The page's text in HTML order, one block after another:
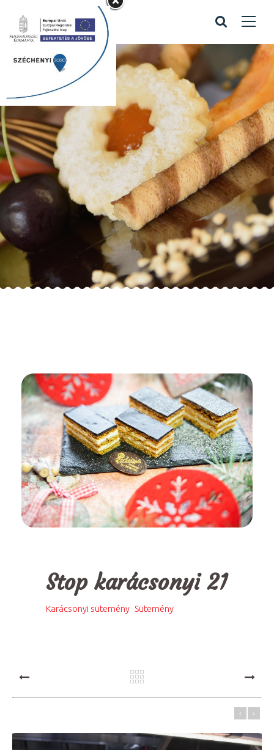
Stop karácsonyi
21
Home Portfolio items / Stop karácsonyi 21
Stop karácsonyi 21
Karácsonyi sütemény Sütemény
PREV NEXT